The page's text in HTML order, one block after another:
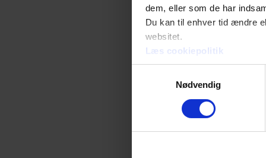
dem, eller som de har
Du kan til enhver tid ændre
websitet.
Læs cookiepolitik
Nødvendig